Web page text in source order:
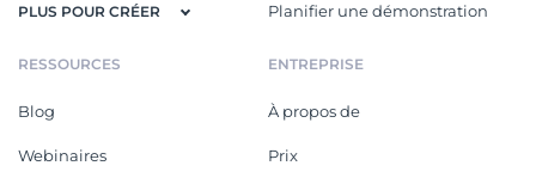
PLUS POUR CRÉER Planifier une démonstration
RESSOURCES
Blog
Webinaires
ENTREPRISE
À propos de
Prix